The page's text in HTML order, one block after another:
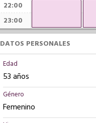
22:00
23:00
DATOS PERSONALES
Edad
53 años
Género
Femenino